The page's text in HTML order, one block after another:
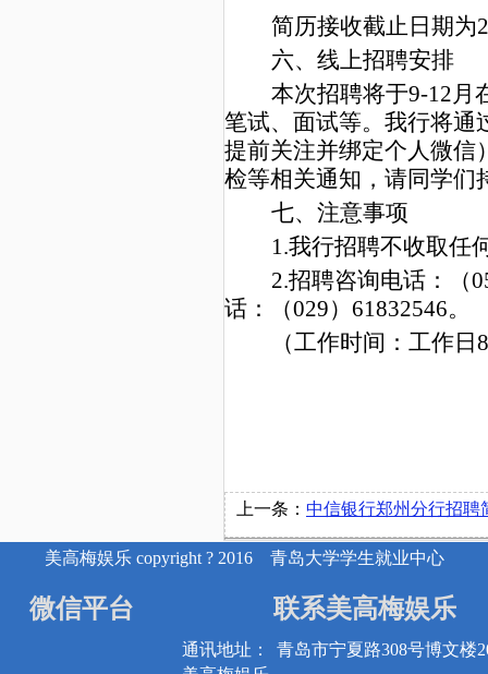
简历接收截止日期为
六、线上招聘安排
本次招聘将于9-12月
笔试、面试等。我行将通
提前关注并绑定个人微信
检等相关通知，请同学们
七、注意事项
1.我行招聘不收取任
2.招聘咨询电话：（
话：（029）61832546。
（工作时间：工作
上一条： 中信银行郑州分行招聘
美高梅娱乐 copyright ? 2016 青岛大学学生就业中心
微信平台 联系美高梅娱乐
通讯地址：
青岛市宁夏路308号博文楼